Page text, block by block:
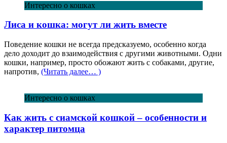
Интересно о кошках
Лиса и кошка: могут ли жить вместе
Поведение кошки не всегда предсказуемо, особенно когда
дело доходит до взаимодействия с другими животными. Одни
кошки, например, просто обожают жить с собаками, другие,
напротив, (Читать далее… )
Интересно о кошках
Как жить с сиамской кошкой – особенности и
характер питомца